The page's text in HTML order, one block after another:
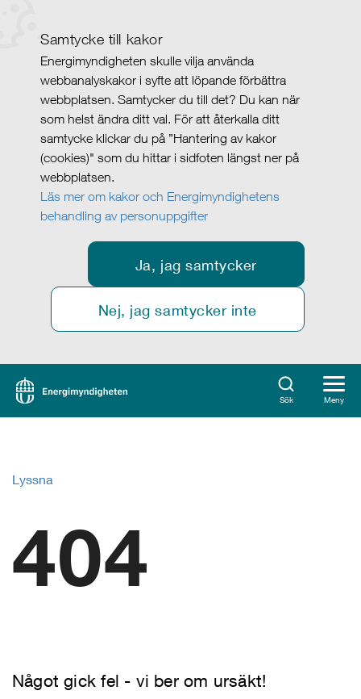
Samtycke till kakor
Energimyndigheten skulle vilja använda
webbanalyskakor i syfte att löpande förbättra
webbplatsen. Samtycker du till det? Du kan när
som helst ändra ditt val. För att återkalla ditt
samtycke klickar du på ”Hantering av kakor
(cookies)" som du hittar i sidfoten längst ner på
webbplatsen.
Läs mer om kakor och Energimyndighetens
behandling av personuppgifter
Ja, jag samtycker
Nej, jag samtycker inte
Sök Meny
Lyssna
404
Något gick fel - vi ber om ursäkt!